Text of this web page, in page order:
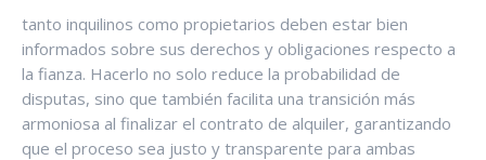
tanto inquilinos como propietarios deben estar bien
informados sobre sus derechos y obligaciones respecto a
la fianza. Hacerlo no solo reduce la probabilidad de
disputas, sino que también facilita una transición más
armoniosa al finalizar el contrato de alquiler, garantizando
que el proceso sea justo y transparente para ambas